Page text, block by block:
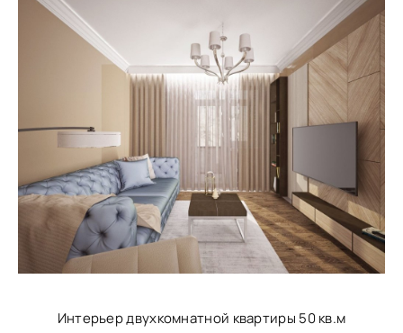
Интерьер двухкомнатной квартиры 50 кв.м